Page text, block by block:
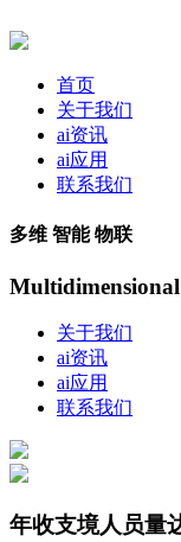
首页
关于我们
ai资讯
ai应用
联系我们
多维 智能 物联
关于我们
ai资讯
ai应用
联系我们
年收支境人员量